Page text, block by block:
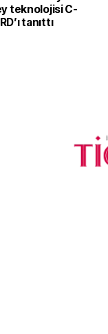
teknolojisi C-
tanıttı